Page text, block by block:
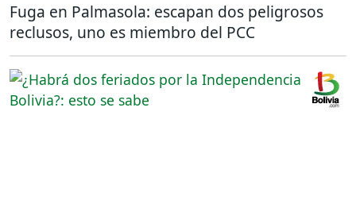
Fuga en Palmasola: escapan dos peligrosos
reclusos, uno es miembro del PCC